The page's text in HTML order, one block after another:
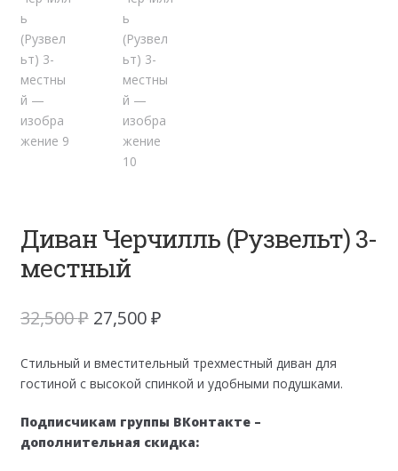
Диван Черчилль (Рузвельт) 3-
местный
32,500₽ Первоначальная
составляла
32,500 ₽.
27,500₽Текущая
27,500 ₽.
Стильный и вместительный трехместный диван для
гостиной с высокой спинкой и удобными подушками.
Подписчикам группы ВКонтакте –
дополнительная скидка: